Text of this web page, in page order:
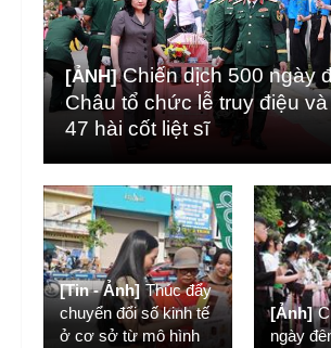
[ẢNH] Chiến dịch 500 ngày
Châu tổ chức lễ truy điệu
47 hài cốt liệt sĩ
[Tin - Ảnh] Thúc đẩy
chuyển đổi số kinh tế
ở cơ sở từ mô hình
[Ảnh]
ngày